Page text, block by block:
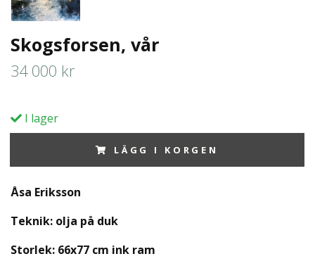
Skogsforsen, vår
34 000 kr
I lager
LÄGG I KORGEN
Åsa Eriksson
Teknik: olja på duk
Storlek: 66x77 cm ink ram